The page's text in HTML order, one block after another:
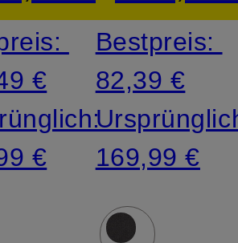
€
€
Bestpreis:
82,39 €
169,99 €